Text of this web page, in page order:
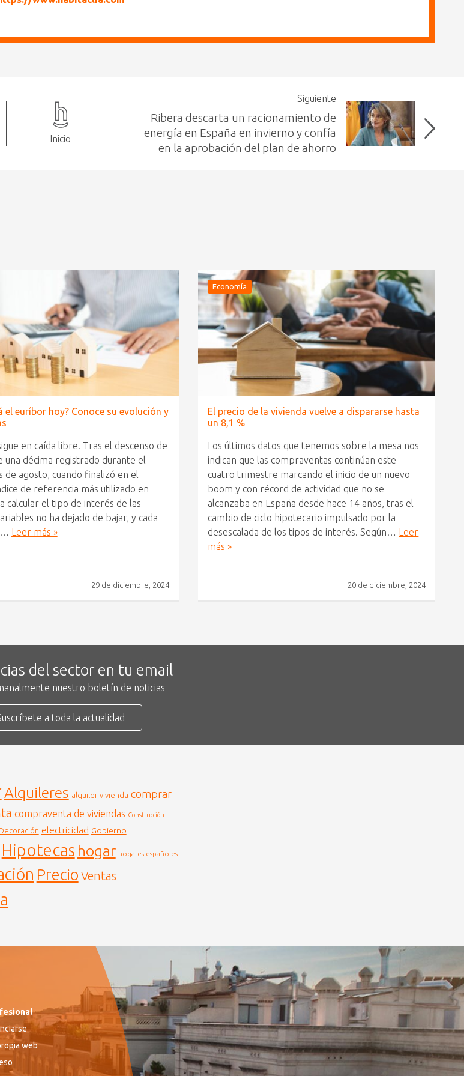
Inicio
Siguiente
Ribera descarta un racionamiento de
energía en España en invierno y confía
en la aprobación del plan de ahorro
el euríbor hoy? Conoce su evolución y
en caída libre. Tras el descenso de
una décima registrado durante el
de agosto, cuando finalizó en el
de referencia más utilizado en
calcular el tipo de interés de las
no ha dejado de bajar, y cada
Leer más »
29 de diciembre, 2024
Economía
El precio de la vivienda vuelve a dispararse hasta
un 8,1 %
Los últimos datos que tenemos sobre la mesa nos
indican que las compraventas continúan este
cuatro trimestre marcando el inicio de un nuevo
boom y con récord de actividad que no se
alcanzaba en España desde hace 14 años, tras el
cambio de ciclo hipotecario impulsado por la
desescalada de los tipos de interés. Según…
Leer
más »
20 de diciembre, 2024
del sector en tu email
nuestro boletín de noticias
a toda la actualidad
Alquileres alquiler vivienda comprar
compraventa de viviendas Construcción
Decoración electricidad Gobierno
Hipotecas hogar hogares españoles
Precio Ventas
web